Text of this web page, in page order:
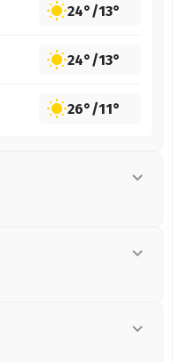
24°/13°
24°/13°
26°/11°